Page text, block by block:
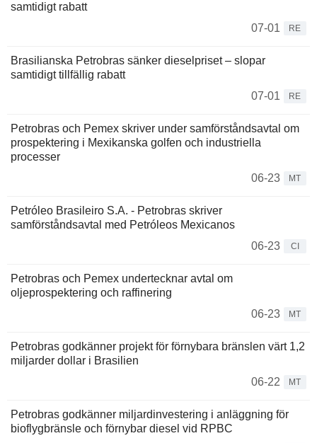
samtidigt rabatt
07-01
RE
Brasilianska Petrobras sänker dieselpriset – slopar
samtidigt tillfällig rabatt
07-01
RE
Petrobras och Pemex skriver under samförståndsavtal om
prospektering i Mexikanska golfen och industriella
processer
06-23
MT
Petróleo Brasileiro S.A. - Petrobras skriver
samförståndsavtal med Petróleos Mexicanos
06-23
CI
Petrobras och Pemex undertecknar avtal om
oljeprospektering och raffinering
06-23
MT
Petrobras godkänner projekt för förnybara bränslen värt 1,2
miljarder dollar i Brasilien
06-22
MT
Petrobras godkänner miljardinvestering i anläggning för
bioflygbränsle och förnybar diesel vid RPBC